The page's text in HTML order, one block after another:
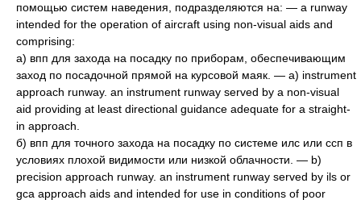
помощью систем наведения, подразделяются на: — a runway
intended for the operation of aircraft using non-visual aids and
comprising:
а) впп для захода на посадку по приборам, обеспечивающим
заход по посадочной прямой на курсовой маяк. — a) instrument
approach runway. an instrument runway served by a non-visual
aid providing at least directional guidance adequate for a straight-
in approach.
б) впп для точного захода на посадку по системе илс или ссп в
условиях плохой видимости или низкой облачности. — b)
precision approach runway. an instrument runway served by ils or
gca approach aids and intended for use in conditions of poor